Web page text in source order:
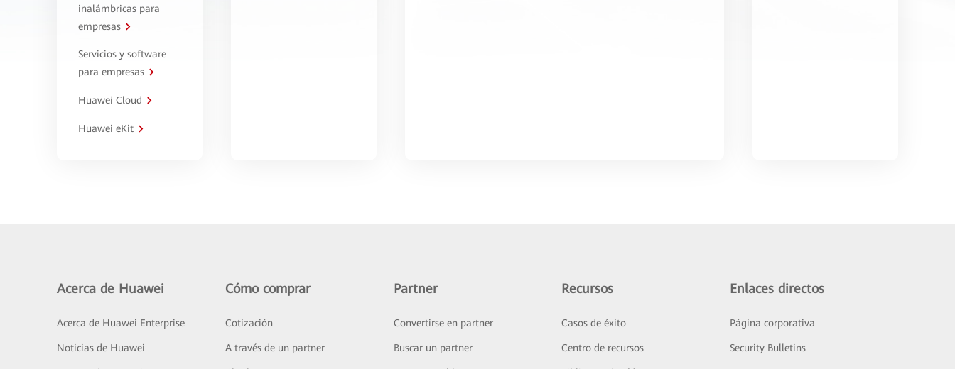
inalámbricas para
empresas
Servicios y software
para empresas
Huawei Cloud
Huawei eKit
Acerca de Huawei
Acerca de Huawei Enterprise
Noticias de Huawei
Cómo comprar
Cotización
A través de un partner
Partner
Convertirse en partner
Buscar un partner
Recursos
Casos de éxito
Centro de recursos
Enlaces directos
Página corporativa
Security Bulletins